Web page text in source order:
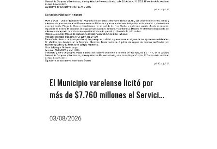
El Municipio varelense licitó por
más de $7.760 millones el Servicio
de 2027
03/08/2026